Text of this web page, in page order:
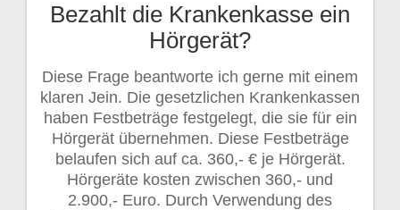
Bezahlt die Krankenkasse ein
Hörgerät?
Diese Frage beantworte ich gerne mit einem
klaren Jein. Die gesetzlichen Krankenkassen
haben Festbeträge festgelegt, die sie für ein
Hörgerät übernehmen. Diese Festbeträge
belaufen sich auf ca. 360,- € je Hörgerät.
Hörgeräte kosten zwischen 360,- und
2.900,- Euro. Durch Verwendung des